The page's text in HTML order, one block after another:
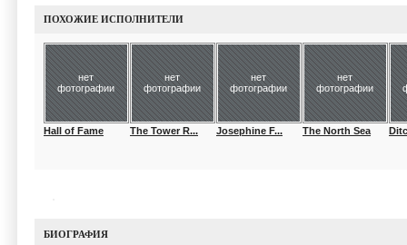
ПОХОЖИЕ ИСПОЛНИТЕЛИ
нет
фотографии
Hall of Fame
нет
фотографии
The Tower R...
нет
фотографии
Josephine F...
нет
фотографии
The North Sea
БИОГРАФИЯ